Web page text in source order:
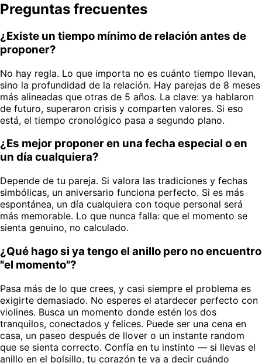
Preguntas frecuentes
¿Existe un tiempo mínimo de relación antes de
proponer?
No hay regla. Lo que importa no es cuánto tiempo llevan,
sino la profundidad de la relación. Hay parejas de 8 meses
más alineadas que otras de 5 años. La clave: ya hablaron
de futuro, superaron crisis y comparten valores. Si eso
está, el tiempo cronológico pasa a segundo plano.
¿Es mejor proponer en una fecha especial o en
un día cualquiera?
Depende de tu pareja. Si valora las tradiciones y fechas
simbólicas, un aniversario funciona perfecto. Si es más
espontánea, un día cualquiera con toque personal será
más memorable. Lo que nunca falla: que el momento se
sienta genuino, no calculado.
¿Qué hago si ya tengo el anillo pero no encuentro
"el momento"?
Pasa más de lo que crees, y casi siempre el problema es
exigirte demasiado. No esperes el atardecer perfecto con
violines. Busca un momento donde estén los dos
tranquilos, conectados y felices. Puede ser una cena en
casa, un paseo después de llover o un instante random
que se sienta correcto. Confía en tu instinto — si llevas el
anillo en el bolsillo, tu corazón te va a decir cuándo